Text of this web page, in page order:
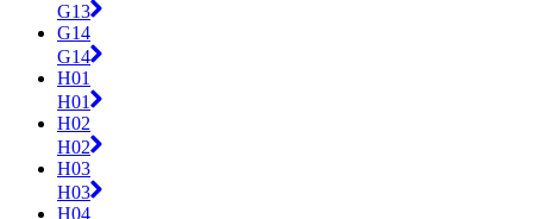
G13
G14
G14
H01
H01
H02
H02
H03
H03
H04